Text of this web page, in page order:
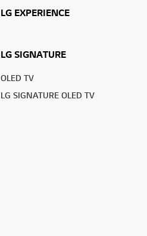
LG EXPERIENCE
LG SIGNATURE
OLED TV
LG SIGNATURE OLED TV